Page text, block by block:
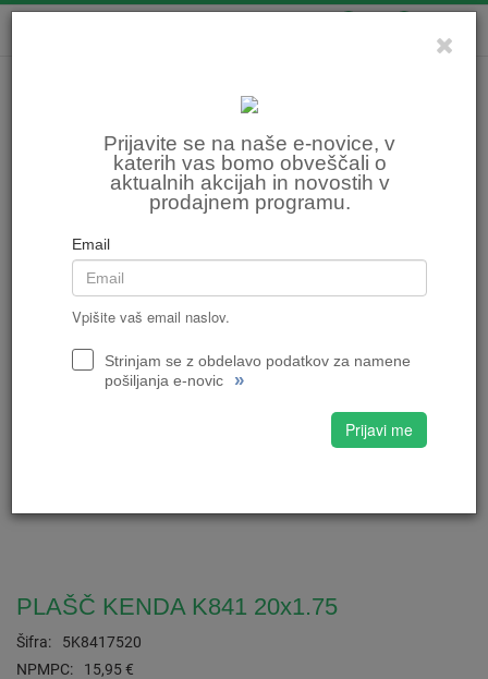
Prijavite se na naše e-novice, v
katerih vas bomo obveščali o
aktualnih akcijah in novostih v
prodajnem programu.
Email
Vpišite vaš email naslov.
Strinjam se z obdelavo podatkov za namene
pošiljanja e-novic
»
Prijavi me
PLAŠČ KENDA K841 20x1.75
Šifra:
5K8417520
NPMPC:
15,95 €